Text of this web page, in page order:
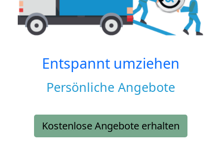
Entspannt umziehen
Persönliche Angebote
Kostenlose Angebote erhalten